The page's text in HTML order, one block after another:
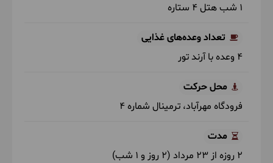
1 شب هتل 4 ستاره
تعداد وعده‌های غذایی
4 وعده با آرند تور
محل حرکت
فرودگاه مهرآباد، ترمینال شماره 4
مدت
2 روزه از 23 مرداد (2 روز و 1 شب)